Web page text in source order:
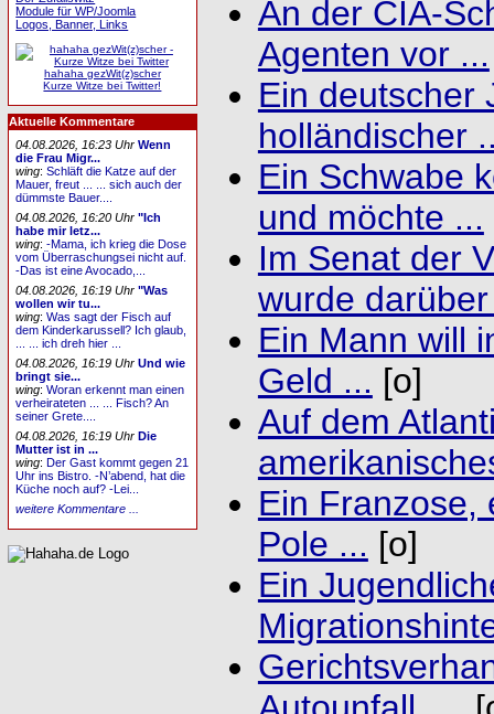
An der CIA-
Agenten vor ...
Ein deutscher
holländischer
Ein Schwabe
und möchte ...
Im Senat der
wurde
Ein Mann will
Geld ... [o]
Auf dem
Ein Franzose,
Pole ... [o]
Ein
Module für WP/Joomla
Logos, Banner, Links
hahaha gezWit(z)scher
Kurze Witze bei Twitter!
Aktuelle Kommentare
04.08.2026, 16:23 Uhr Wenn
die Frau Migr...
wing:Schläft die Katze auf der
Mauer, freut ... ... sich auch der
dümmste Bauer....
04.08.2026, 16:20 Uhr "Ich
habe mir letz...
wing:-Mama, ich krieg die Dose
vom Überraschungsei nicht auf.
-Das ist eine Avocado,...
04.08.2026, 16:19 Uhr "Was
wollen wir tu...
wing:Was sagt der Fisch auf
dem Kinderkarussell? Ich glaub,
... ... ich dreh hier ...
04.08.2026, 16:19 Uhr Und wie
bringt sie...
wing:Woran erkennt man einen
verheirateten ... ... Fisch? An
seiner Grete....
04.08.2026, 16:19 Uhr Die
Mutter ist in ...
wing:Der Gast kommt gegen 21
Uhr ins Bistro. -N’abend, hat die
Küche noch auf? -Lei...
weitere Kommentare ...